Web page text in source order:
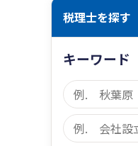
税理士を探す
キーワード